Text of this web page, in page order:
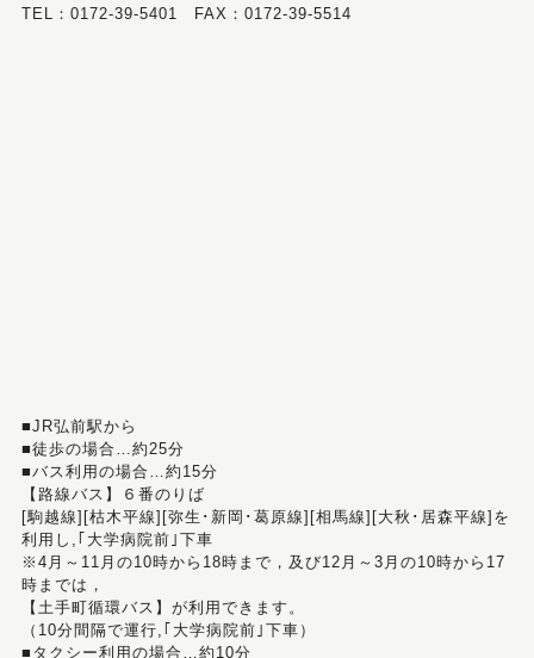
TEL：0172-39-5401 FAX：0172-39-5514
■JR弘前駅から
■徒歩の場合…約25分
■バス利用の場合…約15分
【路線バス】６番のりば
[駒越線][枯木平線][弥生･新岡･葛原線][相馬線][大秋･居森平線]を
利用し,｢大学病院前｣下車
※4月～11月の10時から18時まで，及び12月～3月の10時から17
時までは，
【土手町循環バス】が利用できます。
（10分間隔で運行,｢大学病院前｣下車）
■タクシー利用の場合…約10分